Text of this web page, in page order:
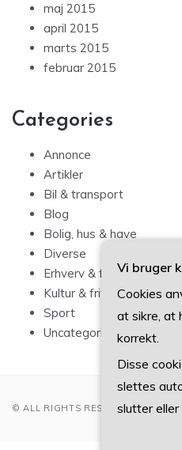
maj 2015
april 2015
marts 2015
februar 2015
Categories
Annonce
Artikler
Bil & transport
Blog
Bolig, hus & have
Diverse
Erhverv & forbrug
Kultur & fritid
Sport
Uncategorized
© ALL RIGHTS RESERVED 2022
Vi bruger
Cookies
at sikre, at
korrekt.
Disse
slettes
slutter